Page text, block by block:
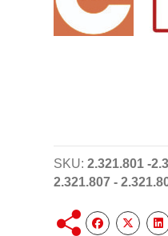
SKU:2.321.801 -
2.321.807 -